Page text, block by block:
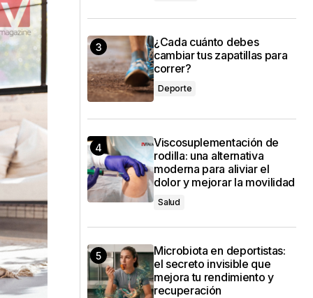
¿Cada cuánto debes
cambiar tus zapatillas para
correr?
Deporte
Viscosuplementación de
rodilla: una alternativa
moderna para aliviar el
dolor y mejorar la movilidad
Salud
Microbiota en deportistas:
el secreto invisible que
mejora tu rendimiento y
recuperación